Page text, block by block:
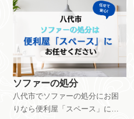
ソファーの処分
八代市でソファーの処分にお困
りなら便利屋「スペース」にお